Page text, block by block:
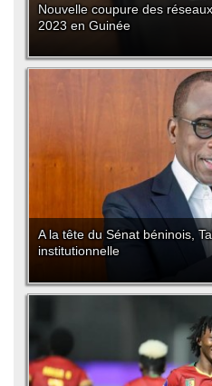
Nouvelle coupure des
2023 en Guinée
A la tête du Sénat béninois,
institutionnelle